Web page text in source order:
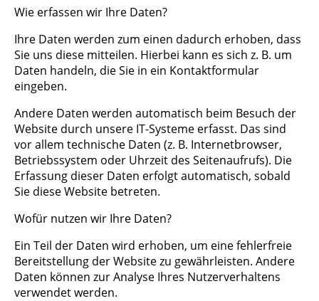
Wie erfassen wir Ihre Daten?
Ihre Daten werden zum einen dadurch erhoben, dass
Sie uns diese mitteilen. Hierbei kann es sich z. B. um
Daten handeln, die Sie in ein Kontaktformular
eingeben.
Andere Daten werden automatisch beim Besuch der
Website durch unsere IT-Systeme erfasst. Das sind
vor allem technische Daten (z. B. Internetbrowser,
Betriebssystem oder Uhrzeit des Seitenaufrufs). Die
Erfassung dieser Daten erfolgt automatisch, sobald
Sie diese Website betreten.
Wofür nutzen wir Ihre Daten?
Ein Teil der Daten wird erhoben, um eine fehlerfreie
Bereitstellung der Website zu gewährleisten. Andere
Daten können zur Analyse Ihres Nutzerverhaltens
verwendet werden.